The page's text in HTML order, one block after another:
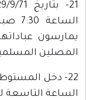
يمارسون
المصلين
الساعة التاسعة